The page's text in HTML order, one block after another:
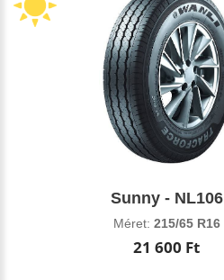
Sunny - NL106
Méret: 215/65 R16
21 600 Ft